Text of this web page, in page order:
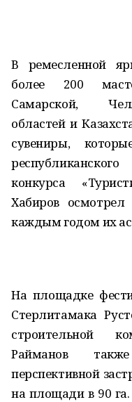
В ремесленной
более 200
Самарской,
областей и
сувениры,
конкурса
Хабиров
каждым годом их
На площадке
Стерлитамака
строительной
Райманов
перспективной
на площади в 90